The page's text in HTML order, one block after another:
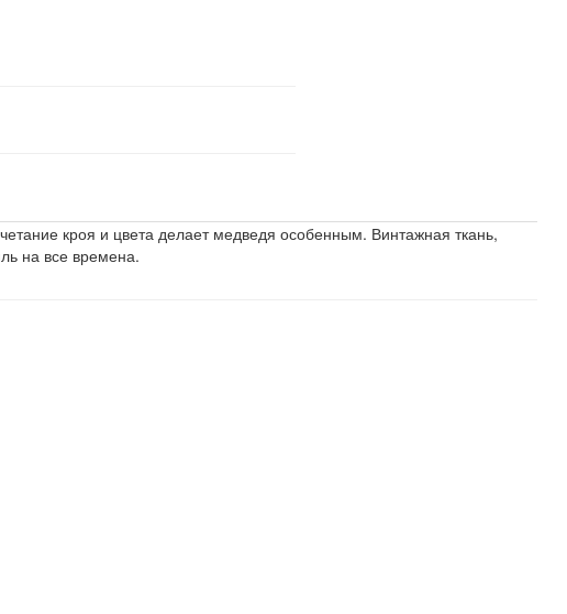
кроя и цвета делает медведя особенным. Винтажная ткань,
на все времена.